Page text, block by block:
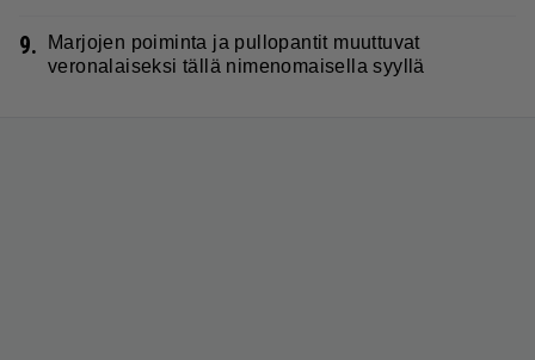
9.
Marjojen poiminta ja pullopantit muuttuvat
veronalaiseksi tällä nimenomaisella syyllä